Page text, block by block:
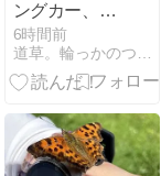
ングカー、レ
ンタルしてみ
た
6時間前